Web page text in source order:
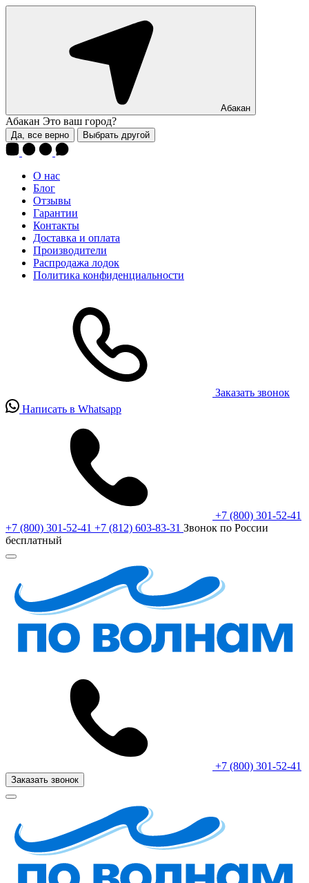
Абакан
Абакан Это ваш город?
Да, все верно Выбрать другой
О нас
Блог
Отзывы
Гарантии
Контакты
Доставка и оплата
Производители
Распродажа лодок
Политика конфиденциальности
Заказать звонок
Написать в Whatsapp
+7 (800) 301-52-41
+7 (800) 301-52-41 +7 (812) 603-83-31 Звонок по России
бесплатный
+7 (800) 301-52-41
Заказать звонок